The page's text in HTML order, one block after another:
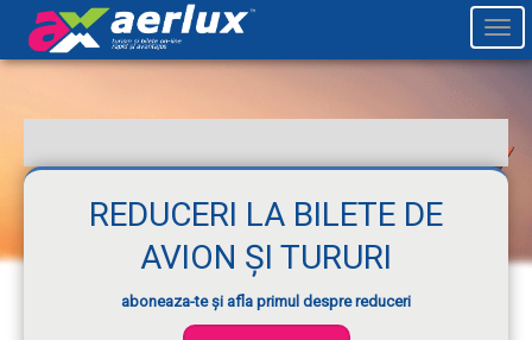
REDUCERI LA BILETE DE
AVION ȘI TURURI
aboneaza-te și afla primul despre reduceri